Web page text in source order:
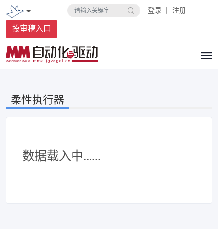
登录 丨 注册
投审稿入口
柔性执行器
数据载入中......